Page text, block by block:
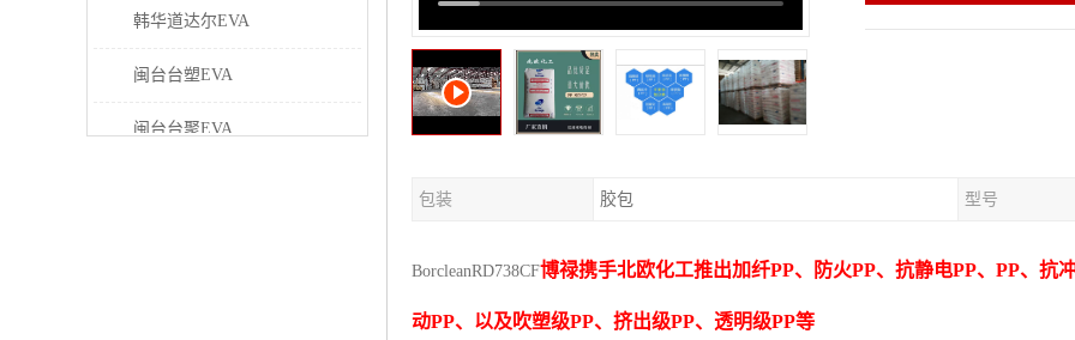
韩华道达尔EVA
闽台台塑EVA
闽台台聚EVA
包装 胶包 型号
BorcleanRD738CF博禄携手北欧化工推出加纤PP、防火PP、抗静电PP、 PP、抗
动PP、以及吹塑级PP、挤出级PP、透明级PP等